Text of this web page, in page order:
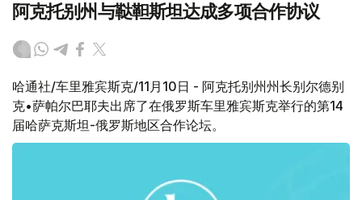
阿克托别州与鞑靼斯坦达成多项合作协议
哈通社/车里雅宾斯克/11月10日 - 阿克托别州州长别尔德别
克•萨帕尔巴耶夫出席了在俄罗斯车里雅宾斯克举行的第14
届哈萨克斯坦-俄罗斯地区合作论坛。